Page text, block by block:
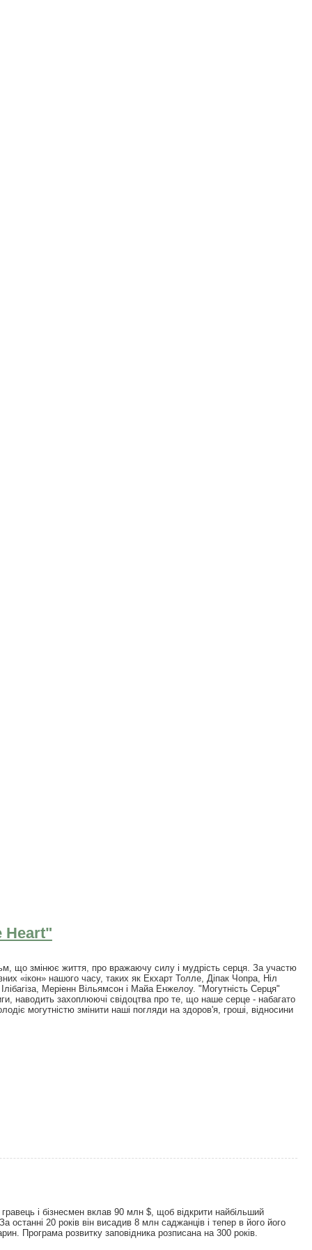
Heart"
що змінює життя, про вражаючу силу і мудрість серця. За участю
«ікон» нашого часу, таких як Екхарт Толле, Діпак Чопра, Ніл
Меріенн Вільямсон і Майа Енжелоу. "Могутність Серця"
наводить захоплюючі свідоцтва про те, що наше серце - набагато
могутністю змінити наші погляди на здоров'я, гроші, відносини
The Power of the Heart"
і бізнесмен вклав 90 млн $, щоб відкрити найбільший
останні 20 років він висадив 8 млн саджанців і тепер в його його
Програма розвитку заповідника розписана на 300 років.